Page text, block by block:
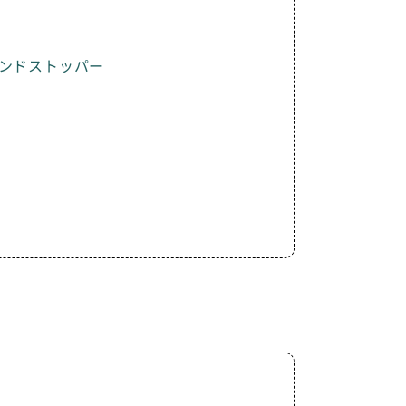
ドストッパー